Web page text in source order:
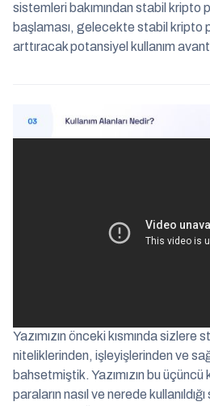
sistemleri bakımından stabil kripto
başlaması, gelecekte stabil kripto
arttıracak potansiyel kullanım
Yazımızın önceki kısmında sizlere
niteliklerinden, işleyişlerinden ve
bahsetmiştik. Yazımızın bu üçüncü
paraların nasıl ve nerede